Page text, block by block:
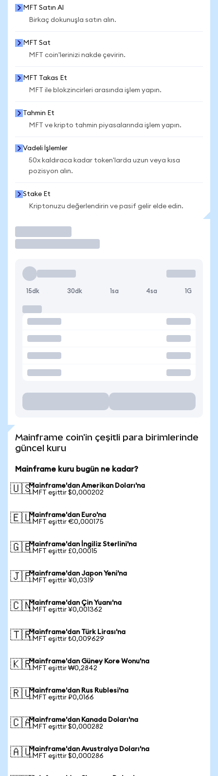
MFT Satın Al
Birkaç dokunuşla satın alın.
MFT Sat
MFT coin'lerinizi nakde çevirin.
MFT Takas Et
MFT ile blokzincirleri arasında işlem yapın.
Tahmin Et
MFT ve kripto tahmin piyasalarında işlem yapın.
Vadeli İşlemler
50x kaldıraca kadar token'larda uzun veya kısa
pozisyon alın.
Stake Et
Kriptonuzu değerlendirin ve pasif gelir elde edin.
15dk 30dk 1sa 4sa 1G
Mainframe coin'in çeşitli para birimlerinde
güncel kuru
Mainframe kuru bugün ne kadar?
🇺🇸Mainframe'dan Amerikan Doları'na
1 MFT eşittir $0,000202
🇪🇺Mainframe'dan Euro'na
1 MFT eşittir €0,000175
🇬🇧Mainframe'dan İngiliz Sterlini'na
1 MFT eşittir £0,00015
🇯🇵Mainframe'dan Japon Yeni'na
1 MFT eşittir ¥0,0319
🇨🇳Mainframe'dan Çin Yuanı'na
1 MFT eşittir ¥0,001362
🇹🇷Mainframe'dan Türk Lirası'na
1 MFT eşittir ₺0,009629
🇰🇷Mainframe'dan Güney Kore Wonu'na
1 MFT eşittir ₩0,2842
🇷🇺Mainframe'dan Rus Rublesi'na
1 MFT eşittir ₽0,0166
🇨🇦Mainframe'dan Kanada Doları'na
1 MFT eşittir $0,000282
🇦🇺Mainframe'dan Avustralya Doları'na
1 MFT eşittir $0,000286